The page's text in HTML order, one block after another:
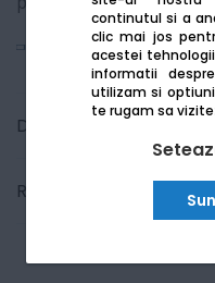
continutul si a
clic mai jos
acestei
informatii
utilizam si
te rugam sa
Vezi mai mult
Detalii tehnice
Recenzii